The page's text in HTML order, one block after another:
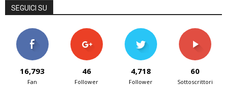
SEGUICI SU
16,793
Fan
46
Follower
4,718
Follower
60
Sottoscrittori